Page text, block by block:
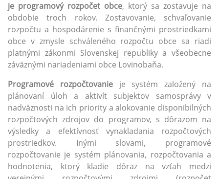
je programový rozpočet obce, ktorý sa zostavuje na
obdobie troch rokov. Zostavovanie, schvaľovanie
rozpočtu a hospodárenie s finančnými prostriedkami
obce v zmysle schváleného rozpočtu obce sa riadi
platnými zákonmi Slovenskej republiky a všeobecne
záväznými nariadeniami obce Lovinobaňa.
Programové rozpočtovanieje systém založený na
plánovaní úloh a aktivít subjektov samosprávy v
nadväznosti na ich priority a alokovanie disponibilných
rozpočtových zdrojov do programov, s dôrazom na
výsledky a efektívnosť vynakladania rozpočtových
prostriedkov. Inými slovami, programové
rozpočtovanie je systém plánovania, rozpočtovania a
hodnotenia, ktorý kladie dôraz na vzťah medzi